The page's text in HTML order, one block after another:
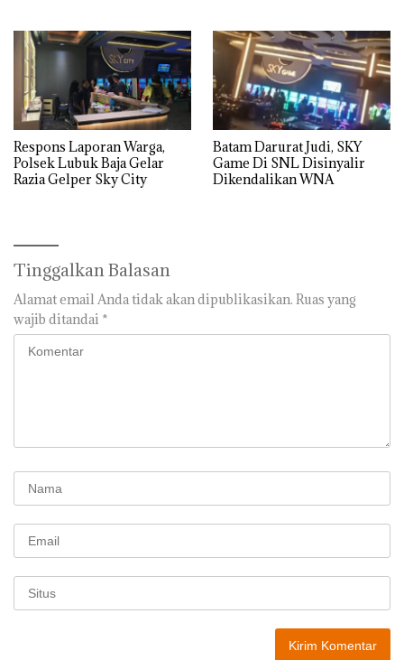
Respons Laporan Warga,
Polsek Lubuk Baja Gelar
Razia Gelper Sky City
Batam Darurat Judi, SKY
Game Di SNL Disinyalir
Dikendalikan WNA
Tinggalkan Balasan
Alamat email Anda tidak akan dipublikasikan. Ruas yang
wajib ditandai *